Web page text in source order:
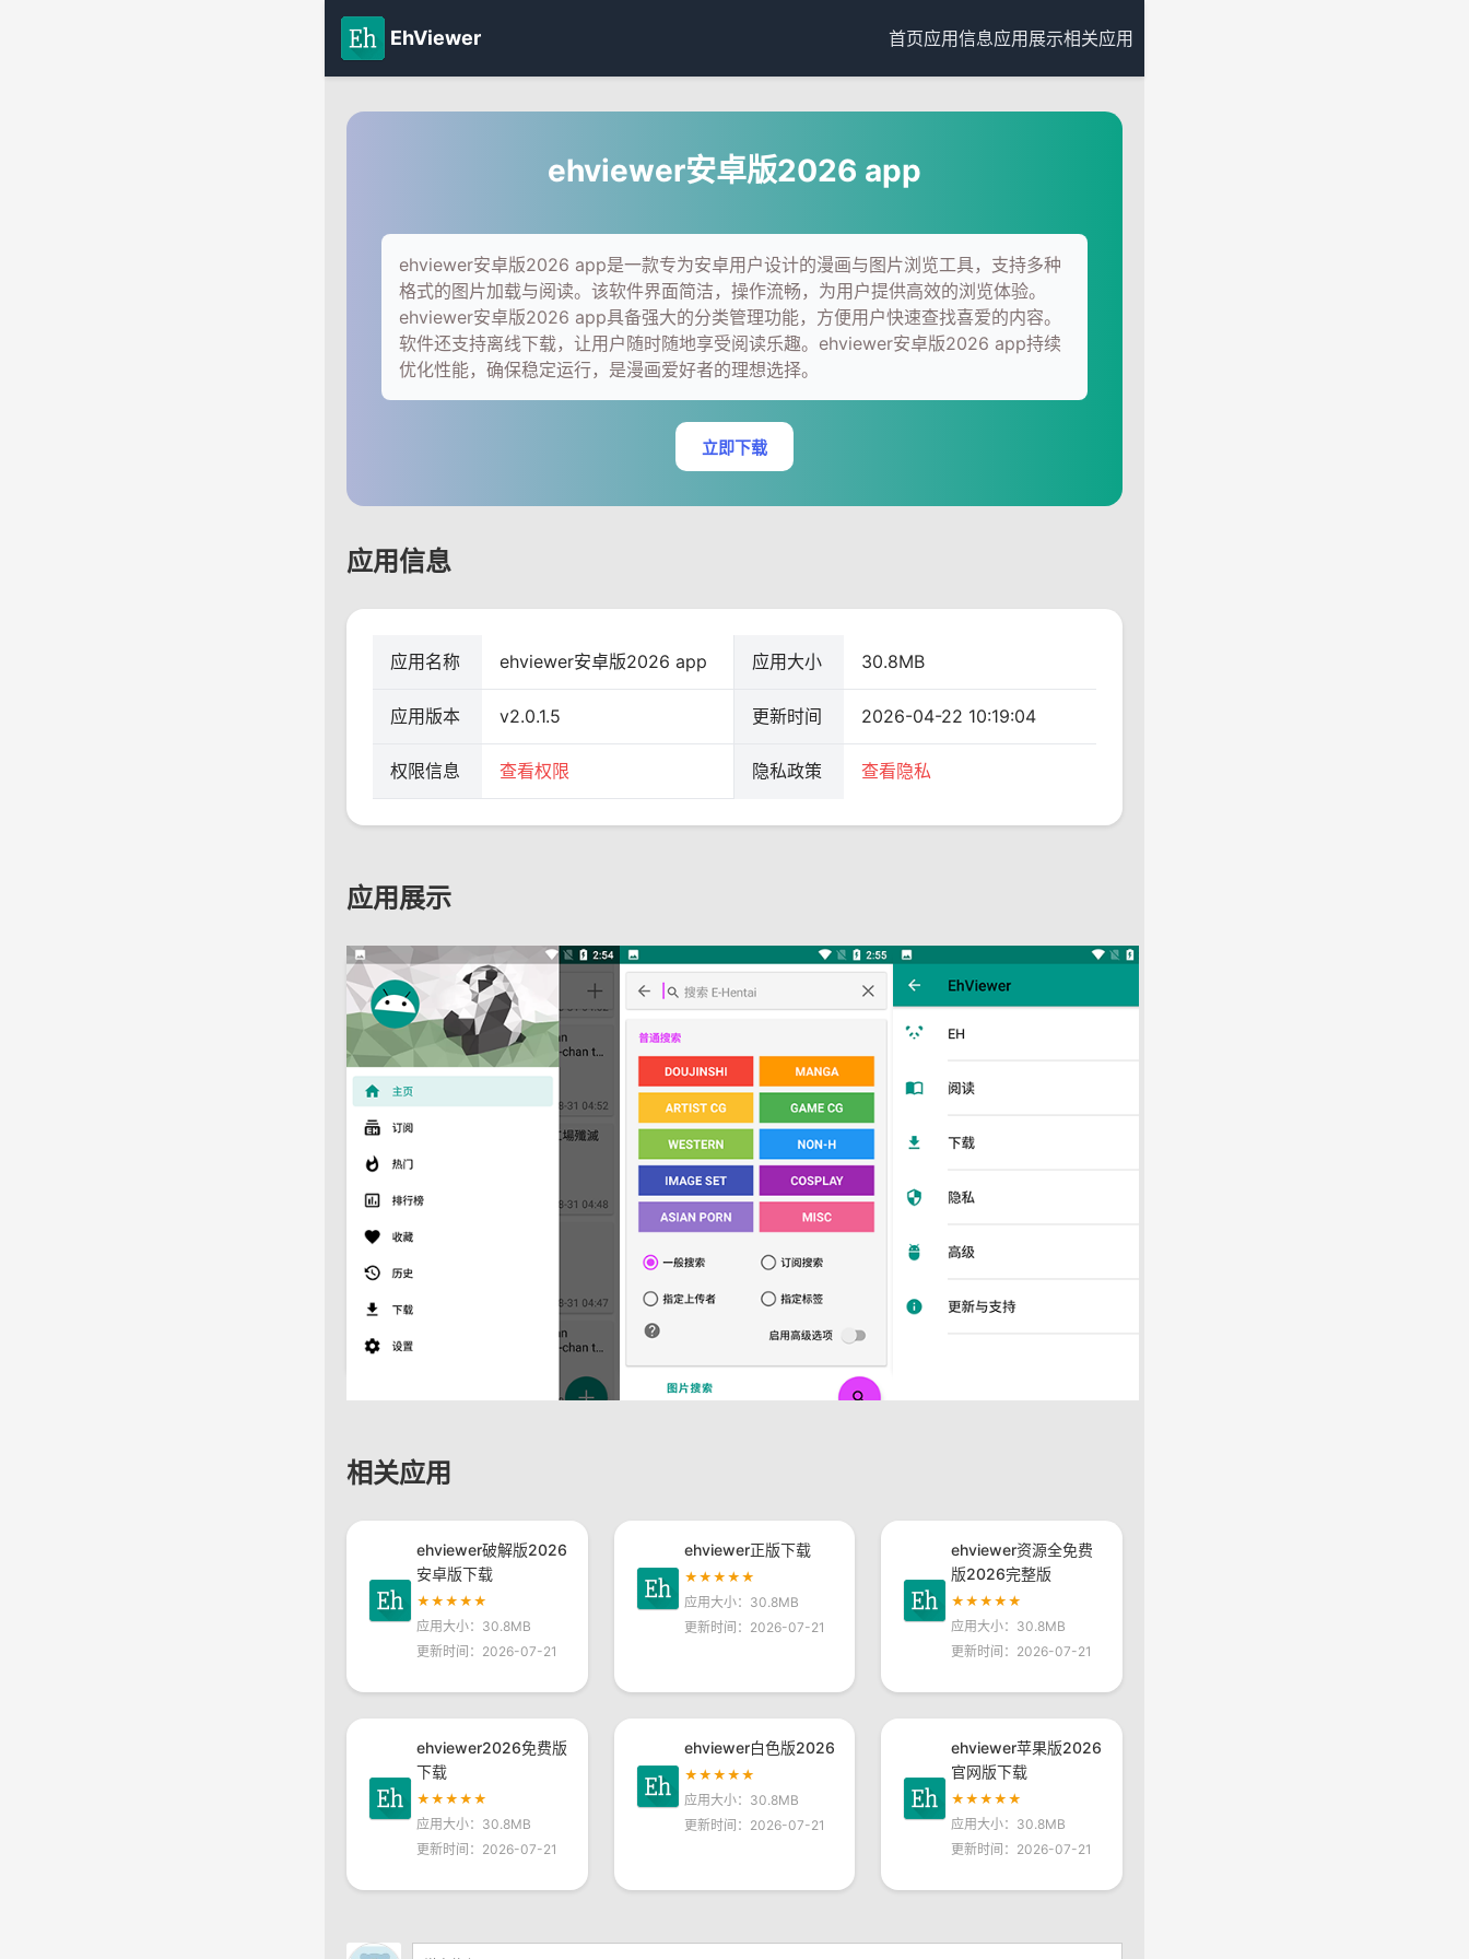
EhViewer 首页应用信息应用展示相关应用
ehviewer安卓版2026 app
ehviewer安卓版2026 app是一款专为安卓用户设计的漫画与图片浏览工具，支持多种
格式的图片加载与阅读。该软件界面简洁，操作流畅，为用户提供高效的浏览体验。
ehviewer安卓版2026 app具备强大的分类管理功能，方便用户快速查找喜爱的内容。
软件还支持离线下载，让用户随时随地享受阅读乐趣。ehviewer安卓版2026 app持续
优化性能，确保稳定运行，是漫画爱好者的理想选择。
立即下载
应用信息
应用名称 ehviewer安卓版2026 app 应用大小 30.8MB
应用版本 v2.0.1.5 更新时间 2026-04-22 10:19:04
权限信息 查看权限 隐私政策 查看隐私
应用展示
相关应用
ehviewer破解版2026
安卓版下载
★★★★★
应用大小：30.8MB
更新时间：2026-07-21
ehviewer正版下载
★★★★★
应用大小：30.8MB
更新时间：2026-07-21
ehviewer资源全免费
版2026完整版
★★★★★
应用大小：30.8MB
更新时间：2026-07-21
ehviewer2026免费版
下载
★★★★★
应用大小：30.8MB
更新时间：2026-07-21
ehviewer白色版2026
★★★★★
应用大小：30.8MB
更新时间：2026-07-21
ehviewer苹果版2026
官网版下载
★★★★★
应用大小：30.8MB
更新时间：2026-07-21